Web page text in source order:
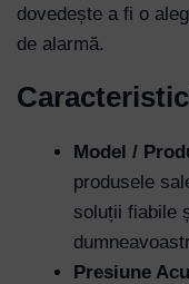
dovedește a fi o
de alarmă.
Model /
produsele
soluții fiabile
Presiune